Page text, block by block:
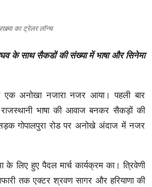
का ट्रेलर लॉन्च
के साथ सैकडों की संख्या में भाषा और सिनेमा
अनोखा नजारा नजर आया। पहली बार
भाषा की आवाज बनकर सैकड़ों की
गोपालपुरा रोड पर अनोखे अंदाज में नजर
के लिए हुए पैदल मार्च कार्यक्रम का। त्रिवेणी
तक एक्टर श्रवण सागर और हरियाणा की